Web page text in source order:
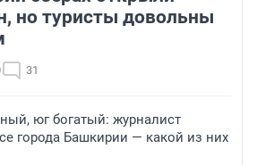
но туристы довольны
31
юг богатый: журналист
города Башкирии — какой из них